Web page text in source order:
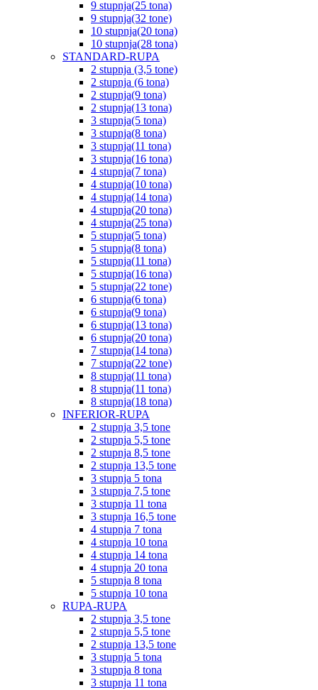
9 stupnja(25 tona)
9 stupnja(32 tone)
10 stupnja(20 tona)
10 stupnja(28 tona)
STANDARD-RUPA
2 stupnja (3,5 tone)
2 stupnja (6 tona)
2 stupnja(9 tona)
2 stupnja(13 tona)
3 stupnja(5 tona)
3 stupnja(8 tona)
3 stupnja(11 tona)
3 stupnja(16 tona)
4 stupnja(7 tona)
4 stupnja(10 tona)
4 stupnja(14 tona)
4 stupnja(20 tona)
4 stupnja(25 tona)
5 stupnja(5 tona)
5 stupnja(8 tona)
5 stupnja(11 tona)
5 stupnja(16 tona)
5 stupnja(22 tone)
6 stupnja(6 tona)
6 stupnja(9 tona)
6 stupnja(13 tona)
6 stupnja(20 tona)
7 stupnja(14 tona)
7 stupnja(22 tone)
8 stupnja(11 tona)
8 stupnja(11 tona)
8 stupnja(18 tona)
INFERIOR-RUPA
2 stupnja 3,5 tone
2 stupnja 5,5 tone
2 stupnja 8,5 tone
2 stupnja 13,5 tone
3 stupnja 5 tona
3 stupnja 7,5 tone
3 stupnja 11 tona
3 stupnja 16,5 tone
4 stupnja 7 tona
4 stupnja 10 tona
4 stupnja 14 tona
4 stupnja 20 tona
5 stupnja 8 tona
5 stupnja 10 tona
RUPA-RUPA
2 stupnja 3,5 tone
2 stupnja 5,5 tone
2 stupnja 13,5 tone
3 stupnja 5 tona
3 stupnja 8 tona
3 stupnja 11 tona